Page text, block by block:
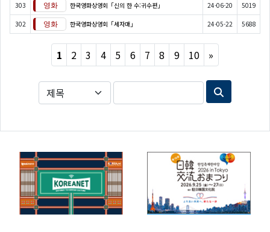
303 한국영화상영회「신의 한 수:귀수편」 24-06-20 5019
302 한국영화상영회「세자매」 24-05-22 5688
1 2 3 4 5 6 7 8 9 10 »